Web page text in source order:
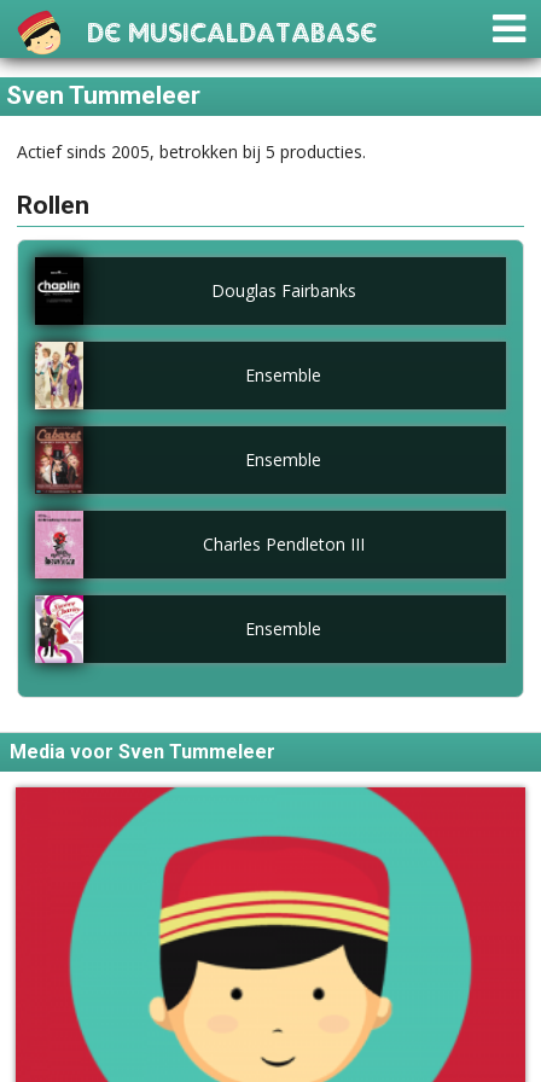
De Musicaldatabase
Sven Tummeleer
Actief sinds 2005, betrokken bij 5 producties.
Rollen
Douglas Fairbanks
Ensemble
Ensemble
Charles Pendleton III
Ensemble
Media voor Sven Tummeleer